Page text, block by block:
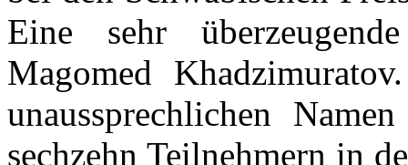
Eine sehr
Magomed
unaussprechlichen
sechzehn Teilnehmern in